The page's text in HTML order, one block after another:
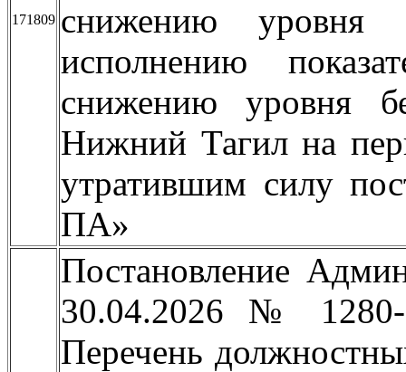
171809 снижению уровня
исполнению
снижению уровня
Нижний Тагил на
утратившим силу
ПА»
Постановление
30.04.2026 №
Перечень